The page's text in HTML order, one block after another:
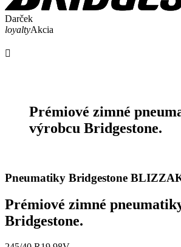
Darček
loyaltyAkcia

Prémiové zimné
výrobcu Bridgestone.
Pneumatiky Bridgestone
Prémiové zimné
Bridgestone.